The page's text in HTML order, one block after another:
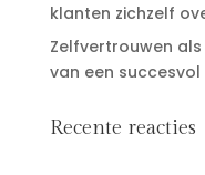
klanten zichzelf
Zelfvertrouwen
van een
Recente reacties